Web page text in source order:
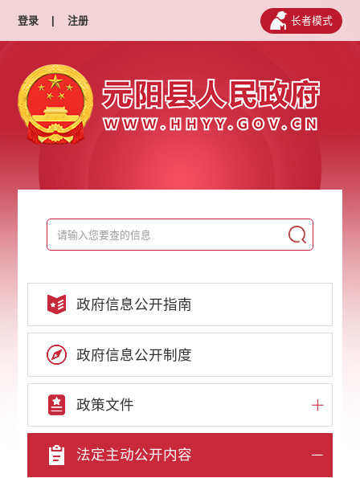
登录 | 注册 长者模式
政府信息公开指南
政府信息公开制度
政策文件
法定主动公开内容